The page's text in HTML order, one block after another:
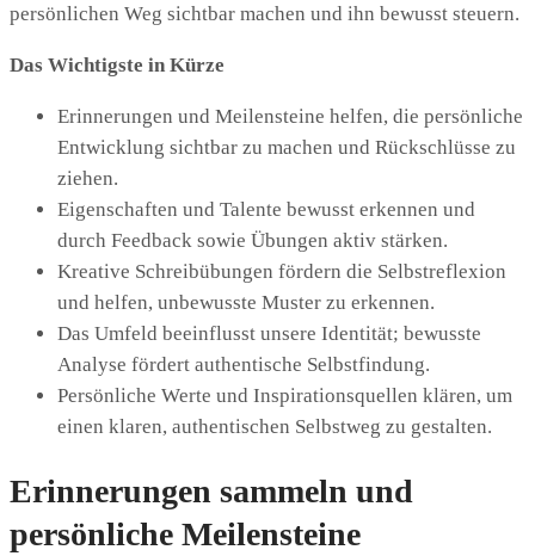
persönlichen Weg sichtbar machen und ihn bewusst steuern.
Das Wichtigste in Kürze
Erinnerungen und Meilensteine helfen, die persönliche
Entwicklung sichtbar zu machen und Rückschlüsse zu
ziehen.
Eigenschaften und Talente bewusst erkennen und
durch Feedback sowie Übungen aktiv stärken.
Kreative Schreibübungen fördern die Selbstreflexion
und helfen, unbewusste Muster zu erkennen.
Das Umfeld beeinflusst unsere Identität; bewusste
Analyse fördert authentische Selbstfindung.
Persönliche Werte und Inspirationsquellen klären, um
einen klaren, authentischen Selbstweg zu gestalten.
Erinnerungen sammeln und
persönliche Meilensteine